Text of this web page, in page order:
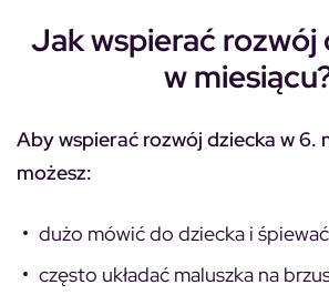
Jak wspierać rozwój
w
Aby wspierać rozwój dziecka w 6.
możesz:
dużo mówić do dziecka i
często układać maluszka na